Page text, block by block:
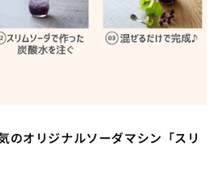
のオリジナルソーダマシン「スリ